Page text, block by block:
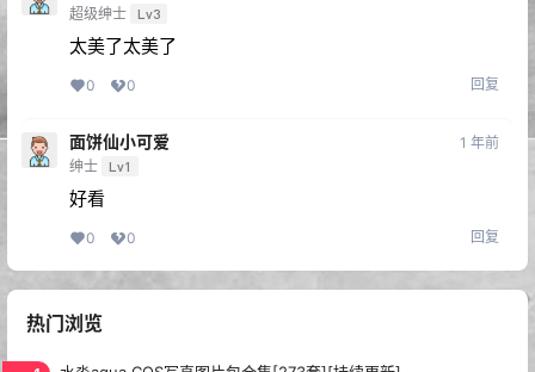
超级绅士 Lv3
太美了太美了
0 0 回复
面饼仙小可爱
绅士 Lv1
1 年前
好看
0 0 回复
热门浏览